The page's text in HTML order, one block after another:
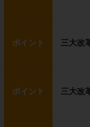
ポイント 三大改
ポイント 三大改